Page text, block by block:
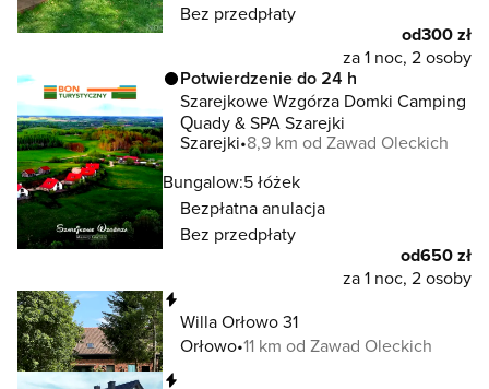
Bez przedpłaty
od300 zł
za 1 noc, 2 osoby
Potwierdzenie do 24 h
Szarejkowe Wzgórza Domki Camping
Quady & SPA Szarejki
Szarejki 8,9 km od Zawad Oleckich
Bungalow:5 łóżek
Bezpłatna anulacja
Bez przedpłaty
od650 zł
za 1 noc, 2 osoby
Willa Orłowo 31
Orłowo 11 km od Zawad Oleckich